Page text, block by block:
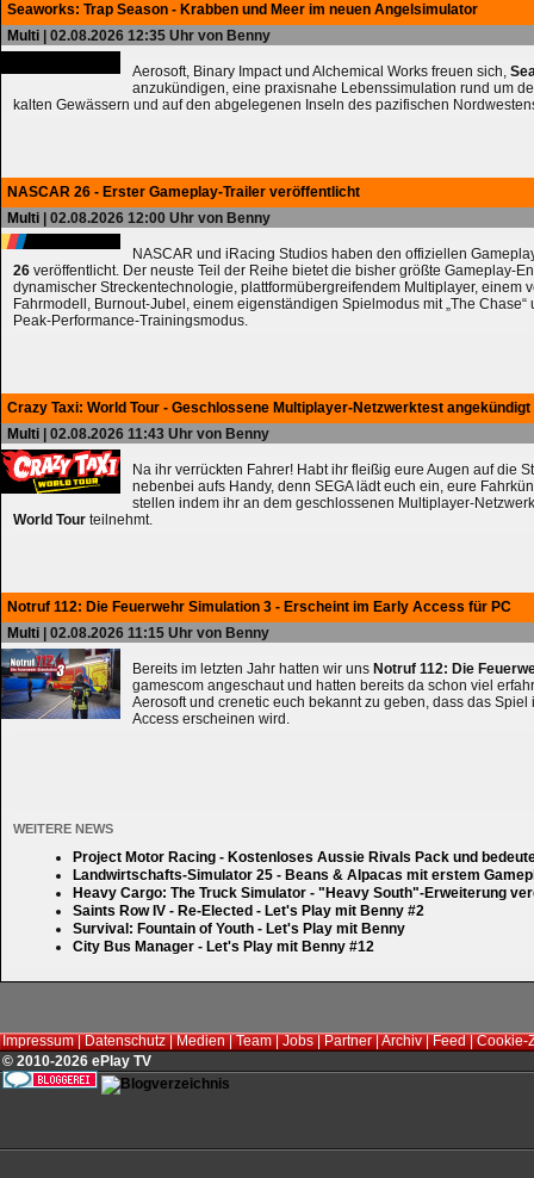
Seaworks: Trap Season - Krabben und Meer im neuen Angelsimulator
Multi | 02.08.2026 12:35 Uhr von Benny
Aerosoft, Binary Impact und Alchemical Works freuen sich,
anzukündigen, eine praxisnahe Lebenssimulation rund um
kalten Gewässern und auf den abgelegenen Inseln des pazifischen
NASCAR 26 - Erster Gameplay-Trailer veröffentlicht
Multi | 02.08.2026 12:00 Uhr von Benny
NASCAR und iRacing Studios haben den offiziellen
26 veröffentlicht. Der neuste Teil der Reihe bietet die bisher größte Gameplay-
dynamischer Streckentechnologie, plattformübergreifendem Multiplayer, einem
Fahrmodell, Burnout-Jubel, einem eigenständigen Spielmodus mit „The
Peak-Performance-Trainingsmodus.
Crazy Taxi: World Tour - Geschlossene Multiplayer-Netzwerktest angekündigt
Multi | 02.08.2026 11:43 Uhr von Benny
Na ihr verrückten Fahrer! Habt ihr fleißig eure Augen auf die
nebenbei aufs Handy, denn SEGA lädt euch ein, eure
stellen indem ihr an dem geschlossenen Multiplayer-
World Tour teilnehmt.
Notruf 112: Die Feuerwehr Simulation 3 - Erscheint im Early Access für PC
Multi | 02.08.2026 11:15 Uhr von Benny
Bereits im letzten Jahr hatten wir uns Notruf 112: Die
gamescom angeschaut und hatten bereits da schon viel
Aerosoft und crenetic euch bekannt zu geben, dass das Spiel
Access erscheinen wird.
WEITERE NEWS
Project Motor Racing - Kostenloses Aussie Rivals Pack und
Landwirtschafts-Simulator 25 - Beans & Alpacas mit erstem
Heavy Cargo: The Truck Simulator - "Heavy South"-Erweiterung
Saints Row IV - Re-Elected - Let's Play mit Benny #2
Survival: Fountain of Youth - Let's Play mit Benny
City Bus Manager - Let's Play mit Benny #12
Impressum|Datenschutz|Medien|Team|Jobs|Partner|Archiv|Feed|Cookie-
© 2010-2026 ePlay TV